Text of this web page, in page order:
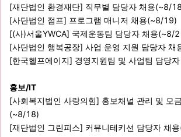
[재단법인 환경재단] 직무별 담당자 채용(~8/
[사단법인 점프] 프로그램 매니저 채용(~8/19)
[(사)서울YWCA] 국제운동팀 담당자 채용(~8/
[사단법인 행복공장] 사업 운영 지원 담당자 채
[한국헬프에이지] 경영지원팀 및 사업팀 담당
홍보/IT
[사회복지법인 사랑의힘] 홍보채널 관리 및 모
(~8/18)
[재단법인 그린피스] 커뮤니테키션 담당자 채